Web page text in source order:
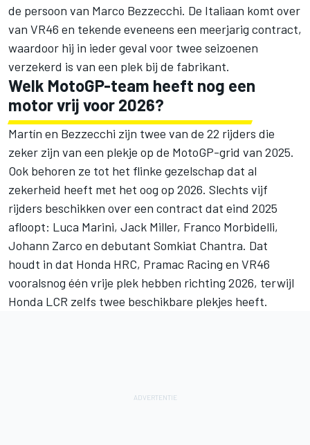
de persoon van Marco Bezzecchi. De Italiaan komt over
van VR46 en tekende eveneens een meerjarig contract,
waardoor hij in ieder geval voor twee seizoenen
verzekerd is van een plek bij de fabrikant.
Welk MotoGP-team heeft nog een
motor vrij voor 2026?
Martín en Bezzecchi zijn twee van de 22 rijders die
zeker zijn van een plekje op de MotoGP-grid van 2025.
Ook behoren ze tot het flinke gezelschap dat al
zekerheid heeft met het oog op 2026. Slechts vijf
rijders beschikken over een contract dat eind 2025
afloopt: Luca Marini, Jack Miller, Franco Morbidelli,
Johann Zarco en debutant Somkiat Chantra. Dat
houdt in dat Honda HRC, Pramac Racing en VR46
vooralsnog één vrije plek hebben richting 2026, terwijl
Honda LCR zelfs twee beschikbare plekjes heeft.